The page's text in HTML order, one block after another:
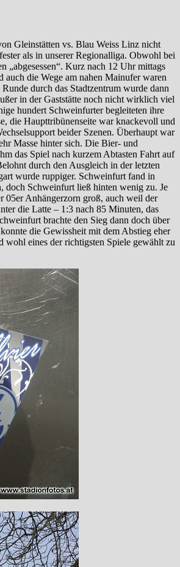
Gleinstätten vs. Blau Weiss Linz nicht
als in unserer Regionalliga. Obwohl bei
„abgesessen“. Kurz nach 12 Uhr mittags
die Wege am nahen Mainufer waren
durch das Stadtzentrum wurde dann
in der Gaststätte noch nicht wirklich viel
hundert Schweinfurter begleiteten ihre
die Haupttribünenseite war knackevoll und
beider Szenen. Überhaupt war
Masse hinter sich. Die Bier- und
das Spiel nach kurzem Abtasten Fahrt auf
durch den Ausgleich in der letzten
wurde ruppiger. Schweinfurt fand in
doch Schweinfurt ließ hinten wenig zu. Je
05er Anhängerzorn groß, auch weil der
die Latte – 1:3 nach 85 Minuten, das
brachte den Sieg dann doch über
die Gewissheit mit dem Abstieg eher
wohl eines der richtigsten Spiele gewählt zu